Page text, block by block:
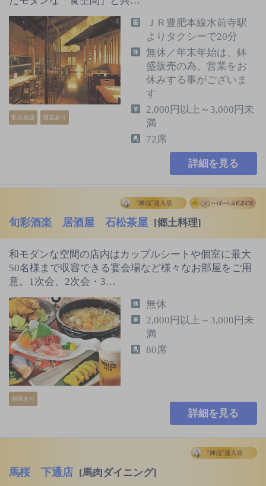
飲み放題 個室あり
ＪＲ豊肥本線水前寺駅
よりタクシーで20分
無休／年末年始は、鉢
盛販売の為、営業をお
休みする事がございま
す
2,000円以上～3,000円未
満
72席
詳細を見る
旬彩酒楽 居酒屋 石松茶屋 [郷土料理]
和モダンな空間の店内はカップルシートや個室に最大
50名様まで収容できる宴会場など様々なお部屋をご用
意。1次会、2次会・3…
個室あり
無休
2,000円以上～3,000円未
満
80席
詳細を見る
馬桜 下通店 [馬肉ダイニング]